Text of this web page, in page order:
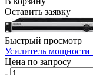
Оставить заявку
Быстрый просмотр
Усилитель
Цена по запросу
-